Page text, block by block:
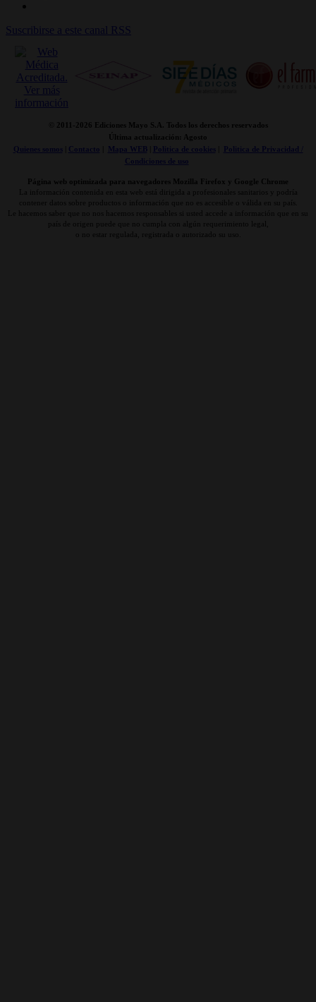
Suscribirse a este canal RSS
© 2011- 2026 Ediciones Mayo S.A. Todos los derechos reservados
Última actualización: Agosto
Quienes somos| Contacto Mapa WEB| Politica de cookies|
Politica de Privacidad /
Condiciones de uso
Página web optimizada para navegadores Mozilla Firefox y Google Chrome
La información contenida en esta web está dirigida a profesionales sanitarios y podría
contener datos sobre productos o información que no es accesible o válida en su país.
Le hacemos saber que no nos hacemos responsables si usted accede a información que en su
país de origen puede que no cumpla con algún requerimiento legal,
o no estar regulada, registrada o autorizado su uso.